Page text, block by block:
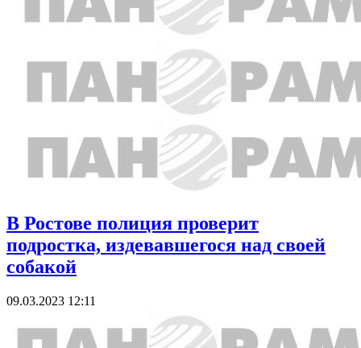
В Ростове полиция проверит
подростка, издевавшегося над своей
собакой
09.03.2023 12:11